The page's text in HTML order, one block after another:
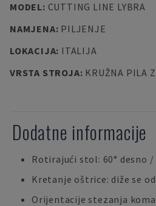
MODEL: CUTTING LINE LYBRA
NAMJENA: PILJENJE
LOKACIJA: ITALIJA
VRSTA STROJA: KRUŽNA PILA
Dodatne informacije
Rotirajući stol: 60° desno /
Kretanje oštrice: diže se
Orijentacije stezanja